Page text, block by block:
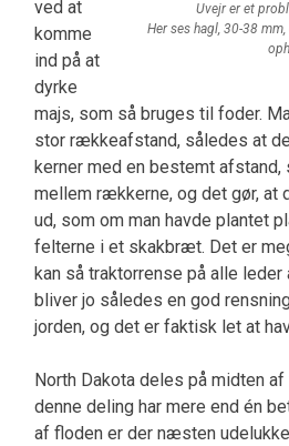
Uvejr er et
Her ses hagl, 30-38
ved at
komme
ind på at
dyrke
majs, som så bruges til foder.
stor rækkeafstand, således at
kerner med en bestemt
mellem rækkerne, og det gør, at
ud, som om man havde plantet
felterne i et skakbræt. Det er
kan så traktorrense på alle
bliver jo således en god
jorden, og det er faktisk let at
North Dakota deles på midten
denne deling har mere end én
af floden er der næsten